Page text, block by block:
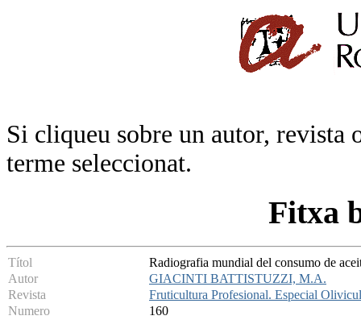
Si cliqueu sobre un autor, revista
terme seleccionat.
Fitxa
Títol
Radiografia mundial del consumo de
Autor
GIACINTI BATTISTUZZI, M.A.
Revista
Fruticultura Profesional. Especial
Numero
160